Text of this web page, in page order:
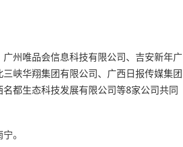
州唯品会信息科技有限公司、吉安新年广
峡华翔集团有限公司、广西日报传媒集团
都生态科技发展有限公司等8家公司共同
。